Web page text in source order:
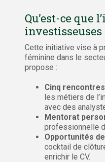
Qu’est-ce que
investisseuses
Cette initiative vise à
féminine dans le
propose :
Cinq
les métiers de
avec des
Mentorat
professionnelle
Opportunités
cocktail de
enrichir le CV.